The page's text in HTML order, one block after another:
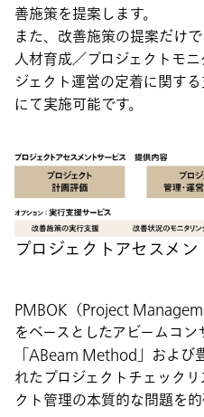
善施策を提案します。
また、改善施策の提案だけ
人材育成／プロジェクトモ
ジェクト運営の定着に関す
にて実施可能です。
プロジェクトアセスメ
PMBOK（Project
をベースとしたアビームコ
「ABeam Method」および
れたプロジェクトチェック
クト管理の本質的な問題を的